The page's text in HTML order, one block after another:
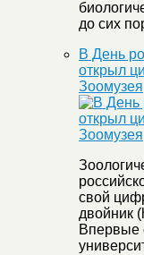
до сих
В День
открыл
Зоомузея
свой
двойник
Впервые